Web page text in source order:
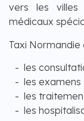
vers les villes
médicaux
Taxi
les
les examens
les
les